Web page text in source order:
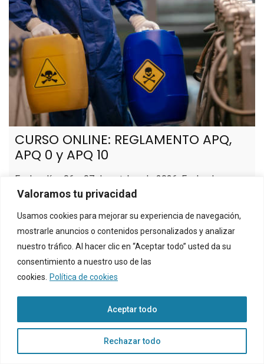
Valoramos tu privacidad
Usamos cookies para mejorar su experiencia de navegación,
mostrarle anuncios o contenidos personalizados y analizar
nuestro tráfico. Al hacer clic en “Aceptar todo” usted da su
consentimiento a nuestro uso de las
cookies. Política de cookies
Rechazar todo
Aceptar todo
CURSO ONLINE: REGLAMENTO APQ,
APQ 0 y APQ 10
Fecha: días 06 y 07 de octubre de 2026. Fecha de
inscripción: 28 de septiembre de 2026. Organiza: Este
Ilustre Colegio Oficial de Químicos en colaboración con
Conterol. Se expedirán certificados de aprovechamiento.
El Colegio puede facilitar la gestión de los créditos de
formación de FUNDAE. Más información: Inspector
Propio Para Instalaciones APQ-ITC10+boletín